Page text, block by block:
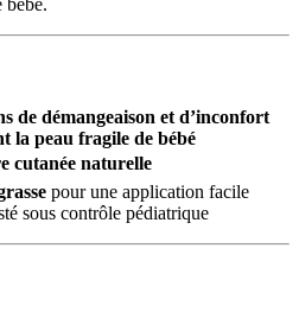
bébé.
de démangeaison et d’inconfort
la peau fragile de bébé
cutanée naturelle
pour une application facile
sous contrôle pédiatrique